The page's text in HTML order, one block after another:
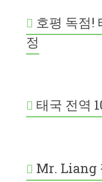
호평 독점!
정
태국 전역
Mr. Liang